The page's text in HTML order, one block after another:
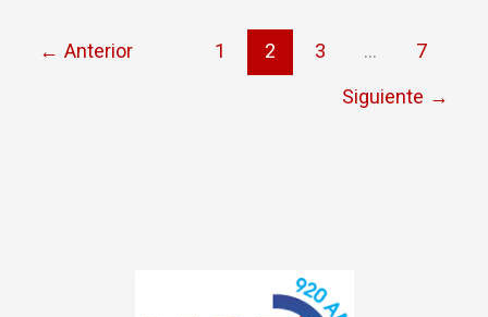
← Anterior 1 2 3 … 7
Siguiente →